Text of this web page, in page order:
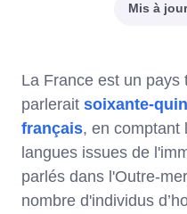
Mis à jour
La France est un pays
parlerait soixante-
français, en comptant
langues issues de
parlés dans l'Outre-
nombre d'individus